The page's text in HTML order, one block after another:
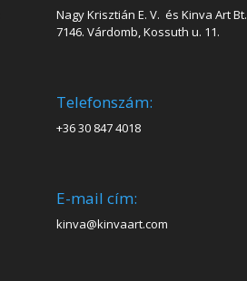
Nagy Krisztián E. V. és Kinva Art Bt.
7146. Várdomb, Kossuth u. 11.
Telefonszám:
+36 30 847 4018
E-mail cím:
kinva@kinvaart.com